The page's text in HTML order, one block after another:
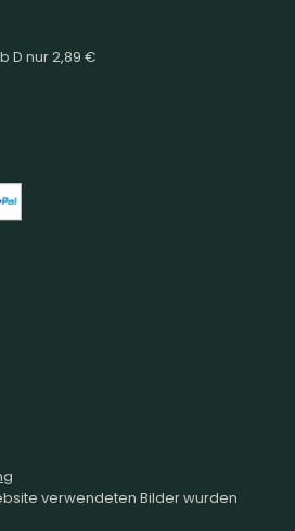
D nur 2,89 €
verwendeten Bilder wurden